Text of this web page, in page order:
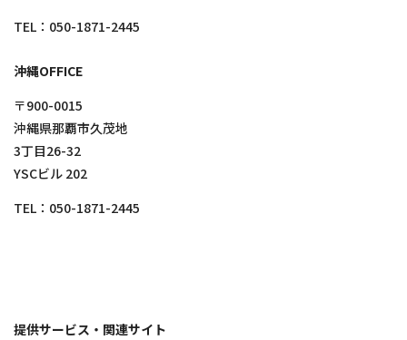
TEL： 050-1871-2445
沖縄OFFICE
〒900-0015
沖縄県那覇市久茂地
3丁目26-32
YSCビル 202
TEL： 050-1871-2445
提供サービス・関連サイト